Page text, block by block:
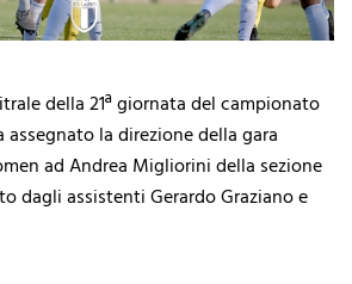
della 21ª giornata del campionato
assegnato la direzione della gara
ad Andrea Migliorini della sezione
dagli assistenti Gerardo Graziano e